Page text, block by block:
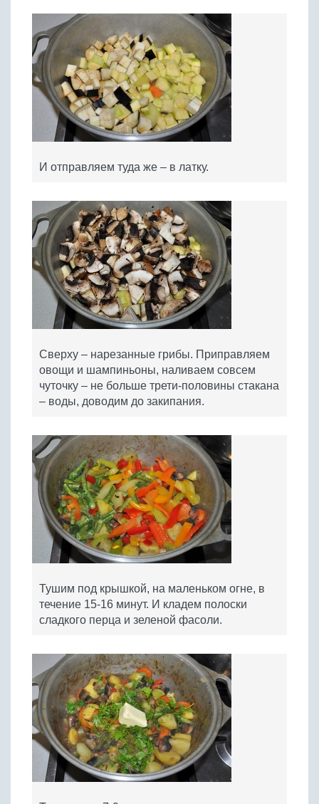
И отправляем туда же – в латку.
Сверху – нарезанные грибы. Приправляем
овощи и шампиньоны, наливаем совсем
чуточку – не больше трети-половины стакана
– воды, доводим до закипания.
Тушим под крышкой, на маленьком огне, в
течение 15-16 минут. И кладем полоски
сладкого перца и зеленой фасоли.